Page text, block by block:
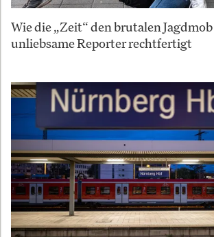
Wie die „Zeit“ den brutalen
unliebsame Reporter rechtfertigt